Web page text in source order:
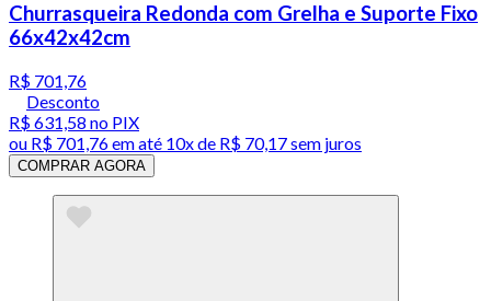
Churrasqueira Redonda com Grelha e Suporte Fixo
66x42x42cm
R$ 701,76
Desconto
R$ 631,58 no PIX
ou R$ 701,76em até 10x de R$ 70,17 sem juros
COMPRAR AGORA